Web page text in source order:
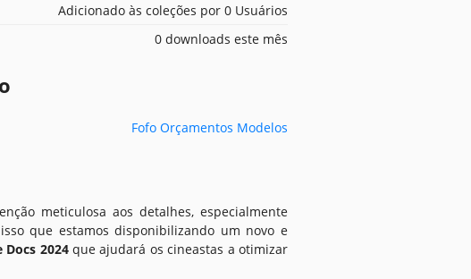
Adicionado às coleções por 0 Usuários
0 downloads este mês
Fofo Orçamentos Modelos
meticulosa aos detalhes, especialmente
que estamos disponibilizando um novo e
2024que ajudará os cineastas a otimizar